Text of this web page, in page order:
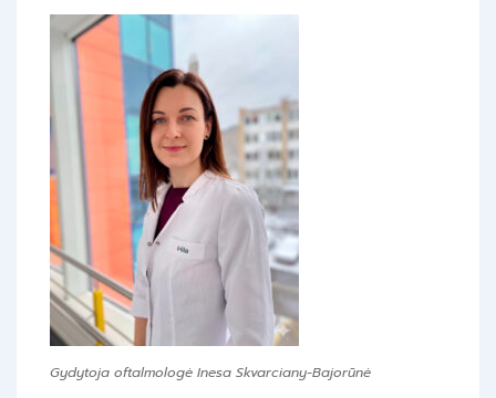
Gydytoja oftalmologė Inesa Skvarciany-Bajorūnė